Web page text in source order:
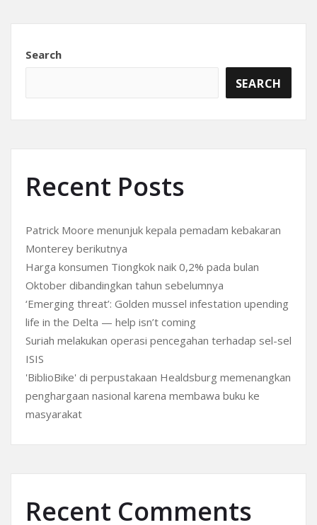
Search
SEARCH
Recent Posts
Patrick Moore menunjuk kepala pemadam kebakaran
Monterey berikutnya
Harga konsumen Tiongkok naik 0,2% pada bulan
Oktober dibandingkan tahun sebelumnya
‘Emerging threat’: Golden mussel infestation upending
life in the Delta — help isn’t coming
Suriah melakukan operasi pencegahan terhadap sel-sel
ISIS
'BiblioBike' di perpustakaan Healdsburg memenangkan
penghargaan nasional karena membawa buku ke
masyarakat
Recent Comments